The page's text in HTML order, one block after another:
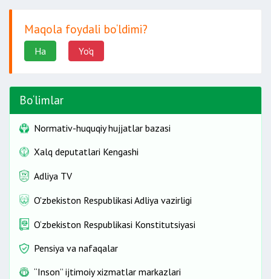
Maqola foydali bo‘ldimi?
Ha Yo'q
Bo‘limlar
Normativ-huquqiy hujjatlar bazasi
Xalq deputatlari Kengashi
Adliya TV
O'zbekiston Respublikasi Adliya vazirligi
O‘zbekiston Respublikasi Konstitutsiyasi
Pensiya va nafaqalar
“Inson” ijtimoiy xizmatlar markazlari